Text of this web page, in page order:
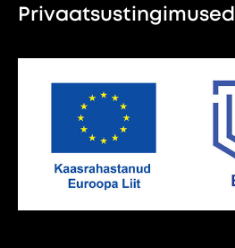
Privaatsustingimused